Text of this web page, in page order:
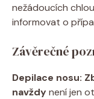
nežádoucích
informovat o
Závěrečné
Depilace nosu:
navždynení jen